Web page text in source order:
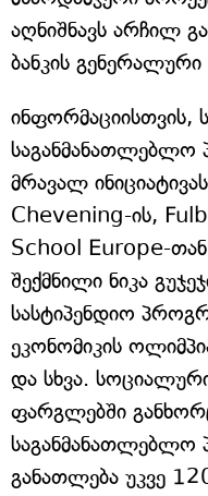
აღნიშნავს არჩილ
ბანკის
ინფორმაციისთვის,
მრავალ
Chevening-ის,
School Europe-
შექმნილი ნიკა
სასტიპენდიო
ეკონომიკის
და სხვა.
ფარგლებში
საგანმანათლებლო
განათლება უკვე